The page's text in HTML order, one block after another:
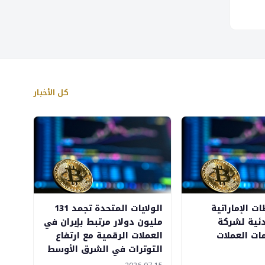
كل الأخبار
الإماراتية
لشركة
العملات
الولايات المتحدة تجمد 131
مليون دولار مرتبط بإيران في
العملات الرقمية مع ارتفاع
التوترات في الشرق الأوسط